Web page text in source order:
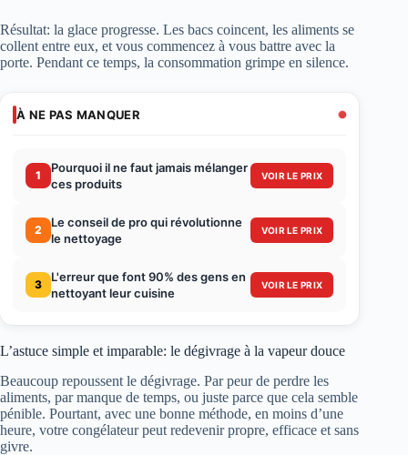
Résultat: la glace progresse. Les bacs coincent, les aliments se
collent entre eux, et vous commencez à vous battre avec la
porte. Pendant ce temps, la consommation grimpe en silence.
À NE PAS MANQUER
1
Pourquoi il ne faut jamais mélanger
ces produits
VOIR LE PRIX
2
Le conseil de pro qui révolutionne
le nettoyage
VOIR LE PRIX
3
L'erreur que font 90% des gens en
nettoyant leur cuisine
VOIR LE PRIX
L’astuce simple et imparable: le dégivrage à la vapeur douce
Beaucoup repoussent le dégivrage. Par peur de perdre les
aliments, par manque de temps, ou juste parce que cela semble
pénible. Pourtant, avec une bonne méthode, en moins d’une
heure, votre congélateur peut redevenir propre, efficace et sans
givre.